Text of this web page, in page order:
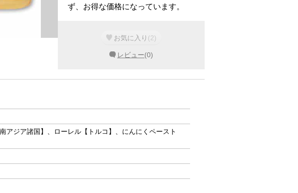
ず、お得な価格になっています。
お気に入り (2)
レビュー(0)
アジア諸国】、ローレル【トルコ】、にんにくペースト